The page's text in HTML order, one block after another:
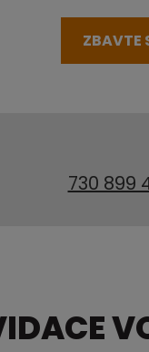
ZBAVTE
730 899